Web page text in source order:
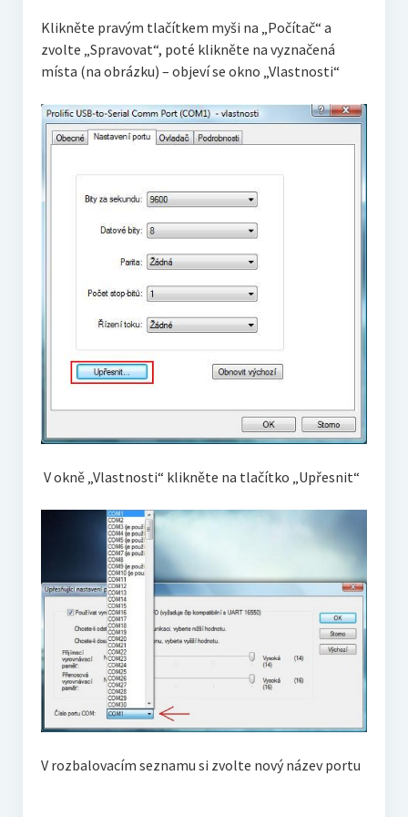
Klikněte pravým tlačítkem myši na „Počítač“ a
zvolte „Spravovat“, poté klikněte na vyznačená
místa (na obrázku) – objeví se okno „Vlastnosti“
V okně „Vlastnosti“ klikněte na tlačítko „Upřesnit“
V rozbalovacím seznamu si zvolte nový název portu